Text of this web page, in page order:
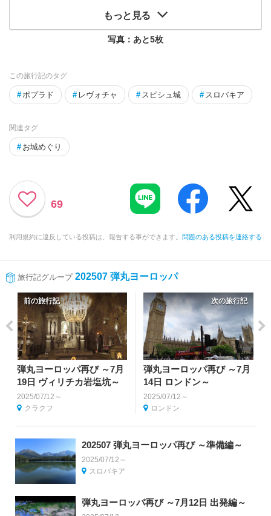
もっと見る
写真：あと5枚
この旅行記のタグ
#ポプラド # レヴォチャ # スピシュ城 # スロバキア
関連タグ
# お城めぐり
69
利用規約に違反している投稿は、報告する事ができます。 問題のある投稿を連絡する
旅行記グループ 202507 弾丸ヨーロッパ
前の旅行記
弾丸ヨーロッパ再び ～7月
19日 ヴィリチカ岩塩坑～
2025/07/12～
クラクフ
次の旅行記
弾丸ヨーロッパ再び ～7月
14日 ロンドン～
2025/07/12～
ロンドン
202507 弾丸ヨーロッパ再び ～準備編～
2025/07/12～
スロバキア
弾丸ヨーロッパ再び ～7月12日 出発編～